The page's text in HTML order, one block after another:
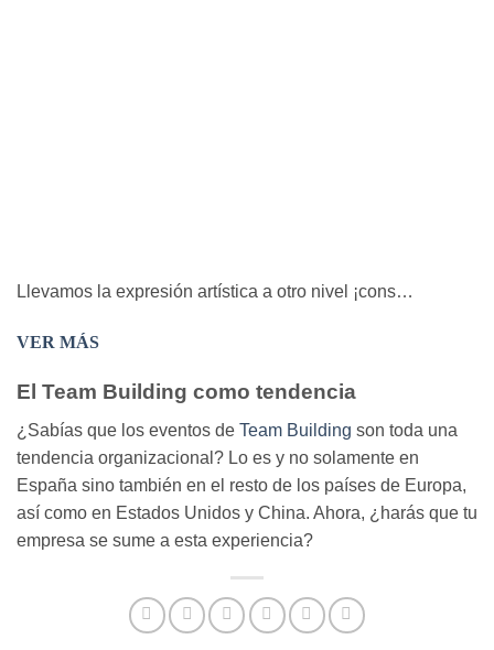
Llevamos la expresión artística a otro nivel ¡cons…
VER MÁS
El Team Building como tendencia
¿Sabías que los eventos de Team Building son toda una
tendencia organizacional? Lo es y no solamente en
España sino también en el resto de los países de Europa,
así como en Estados Unidos y China. Ahora, ¿harás que tu
empresa se sume a esta experiencia?